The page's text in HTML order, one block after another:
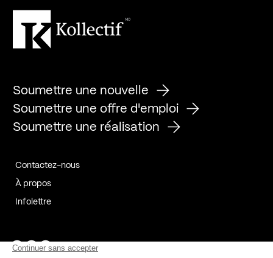
Soumettre une nouvelle
Soumettre une offre d'emploi
Soumettre une réalisation
Contactez-nous
À propos
Infolettre
Page Facebook de Kollectif
Page Instagram de Kollectif
Page Linkedin de Kollectif